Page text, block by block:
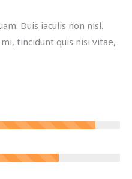
Duis iaculis non nisl.
tincidunt quis nisi vitae,